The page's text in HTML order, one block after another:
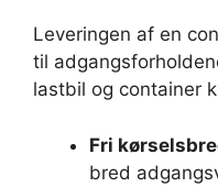
Leveringen af en
til
lastbil og container
Fri
bred